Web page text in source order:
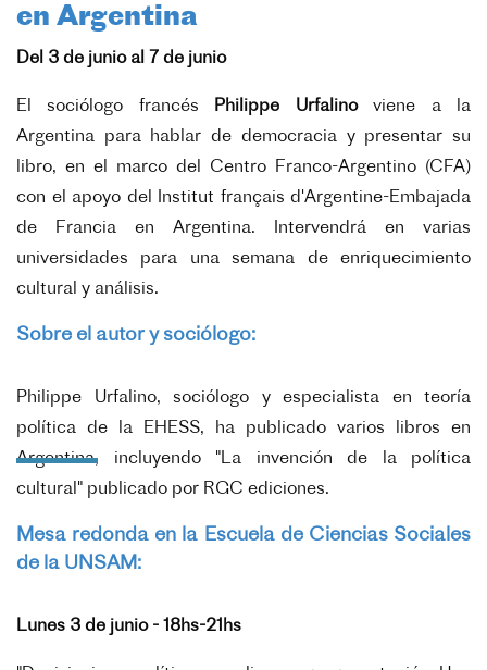
en Argentina
Del 3 de junio al 7 de junio
El sociólogo francés Philippe Urfalinoviene a la
Argentina para hablar de democracia y presentar su
libro, en el marco del Centro Franco-Argentino (CFA)
con el apoyo del Institut français d'Argentine-Embajada
de Francia en Argentina. Intervendrá en varias
universidades para una semana de enriquecimiento
cultural y análisis.
Sobre el autor y sociólogo:
Philippe Urfalino, sociólogo y especialista en teoría
política de la EHESS, ha publicado varios libros en
Argentina, incluyendo "La invención de la política
cultural" publicado por RGC ediciones.
Mesa redonda en la Escuela de Ciencias Sociales
de la UNSAM:
Lunes 3 de junio - 18hs-21hs